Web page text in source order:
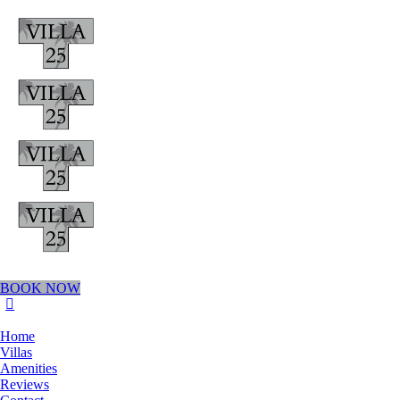
BOOK NOW
Home
Villas
Amenities
Reviews